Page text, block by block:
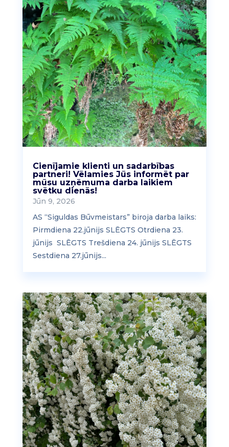
Cienījamie klienti un sadarbības
partneri! Vēlamies Jūs informēt par
mūsu uzņēmuma darba laikiem
svētku dienās!
Jūn 9, 2026
AS “Siguldas Būvmeistars” biroja darba laiks:
Pirmdiena 22.jūnijs SLĒGTS Otrdiena 23.
jūnijs SLĒGTS Trešdiena 24. jūnijs SLĒGTS
Sestdiena 27.jūnijs...